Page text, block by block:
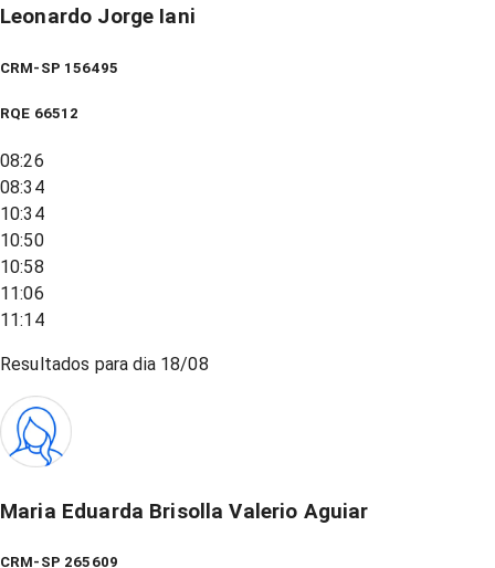
Leonardo Jorge Iani
CRM-SP 156495
RQE 66512
08:26
08:34
10:34
10:50
10:58
11:06
11:14
Resultados para dia 18/08
Maria Eduarda Brisolla Valerio Aguiar
CRM-SP 265609